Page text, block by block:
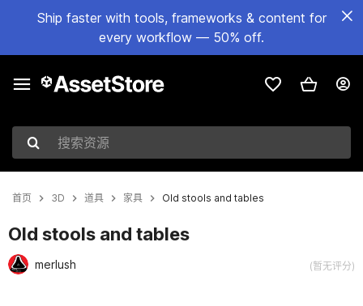
Ship faster with tools, frameworks & content for
every workflow — 50% off.
搜索资源
首页 3D 道具 家具 Old stools and tables
Old stools and tables
merlush (暂无评分)